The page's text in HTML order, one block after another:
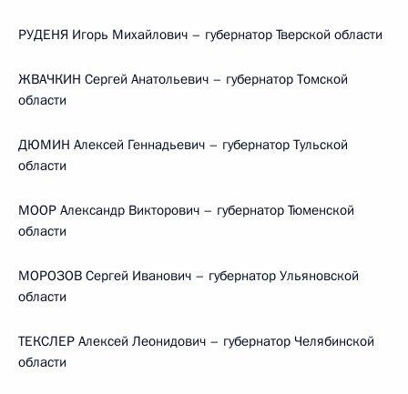
РУДЕНЯ Игорь Михайлович – губернатор Тверской области
ЖВАЧКИН Сергей Анатольевич – губернатор Томской
области
ДЮМИН Алексей Геннадьевич – губернатор Тульской
области
МООР Александр Викторович – губернатор Тюменской
области
МОРОЗОВ Сергей Иванович – губернатор Ульяновской
области
ТЕКСЛЕР Алексей Леонидович – губернатор Челябинской
области